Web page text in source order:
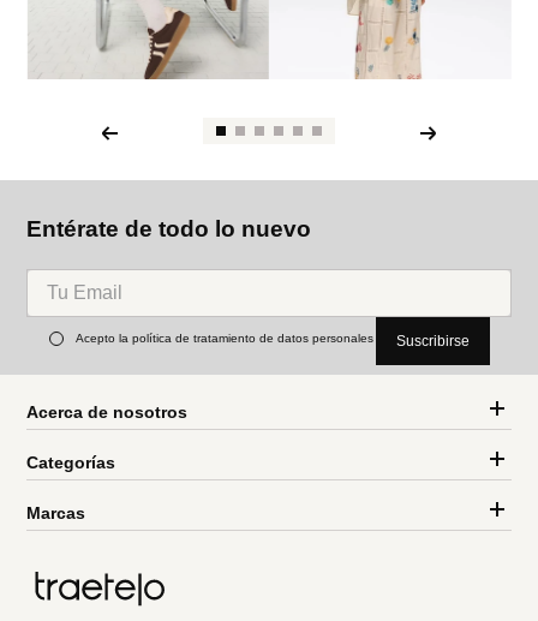
Entérate de todo lo nuevo
Acepto la política de tratamiento de datos personales Suscribirse
Acerca de nosotros
Categorías
Marcas